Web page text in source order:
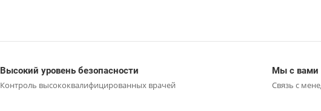
Высокий уровень безопасности
Контроль высококвалифицированных врачей
Мы с вами
Связь с